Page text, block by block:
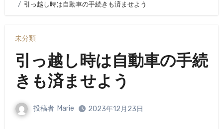
引っ越し時は自動車の手続きも済ませよう
未分類
引っ越し時は自動車の手続
きも済ませよう
投稿者 Marie 2023年12月23日